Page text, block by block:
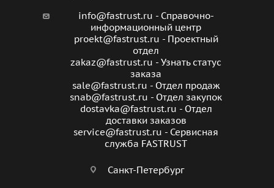
info@fastrust.ru - Справочно-
информационный центр
proekt@fastrust.ru - Проектный
отдел
zakaz@fastrust.ru - Узнать статус
заказа
sale@fastrust.ru - Отдел продаж
snab@fastrust.ru - Отдел закупок
dostavka@fastrust.ru - Отдел
доставки заказов
service@fastrust.ru - Сервисная
служба FASTRUST
Санкт-Петербург